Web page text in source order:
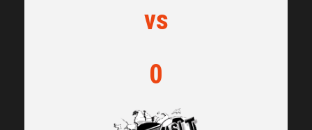
vs
0